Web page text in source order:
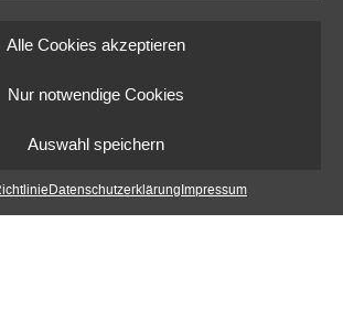
Alle Cookies akzeptieren
Nur notwendige Cookies
Auswahl speichern
Datenschutzerklärung Impressum